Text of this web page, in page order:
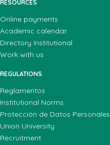
RESOURCES
Online payments
Academic calendar
Directory Institutional
Work with us
REGULATIONS
Reglamentos
Institutional Norms
Protección de Datos Personales
Union University
Recruitment